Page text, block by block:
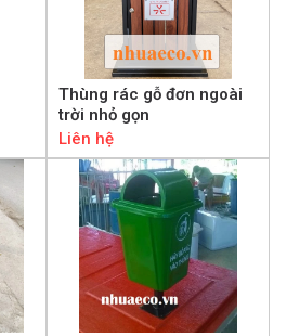
Thùng rác gỗ đơn ngoài
trời nhỏ gọn
Liên hệ